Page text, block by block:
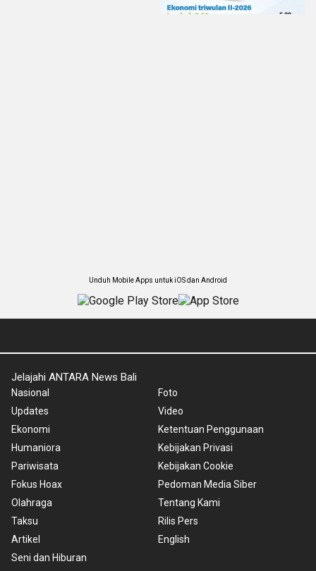
Unduh Mobile Apps untuk iOS dan Android
Jelajahi ANTARA News Bali
Nasional
Updates
Ekonomi
Humaniora
Pariwisata
Fokus Hoax
Olahraga
Taksu
Artikel
Seni dan Hiburan
Foto
Video
Ketentuan Penggunaan
Kebijakan Privasi
Kebijakan Cookie
Pedoman Media Siber
Tentang Kami
Rilis Pers
English